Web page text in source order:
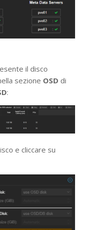
il disco
sezione OSD di
:
e cliccare su